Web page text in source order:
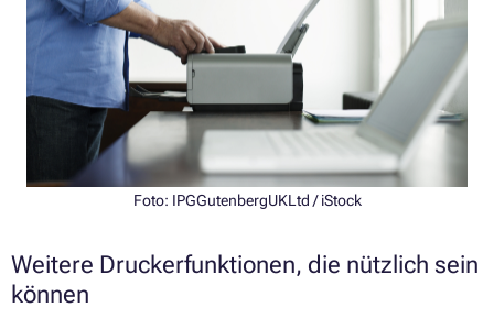
Foto: IPGGutenbergUKLtd / iStock
Weitere Druckerfunktionen, die nützlich sein
können